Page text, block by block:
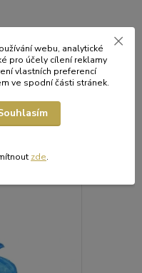
LDPE fólii nabízejí ideální
dostupností.
webu, analytické
pro účely cílení reklamy
vlastních preferencí
ve spodní části stránek.
zde.